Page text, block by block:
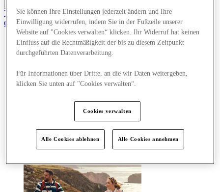
Tritt dem Club bei.
Gerettet
de
Geschäfte
Angebote
Was läuft
Essen & Trinken
Sie können Ihre Einstellungen jederzeit ändern und Ihre
Einwilligung widerrufen, indem Sie in der Fußzeile unserer
Website auf "Cookies verwalten“ klicken. Ihr Widerruf hat keinen
Einfluss auf die Rechtmäßigkeit der bis zu diesem Zeitpunkt
durchgeführten Datenverarbeitung.
Für Informationen über Dritte, an die wir Daten weitergeben,
klicken Sie unten auf "Cookies verwalten“.
Cookies verwalten
Alle Cookies ablehnen Alle Cookies annehmen